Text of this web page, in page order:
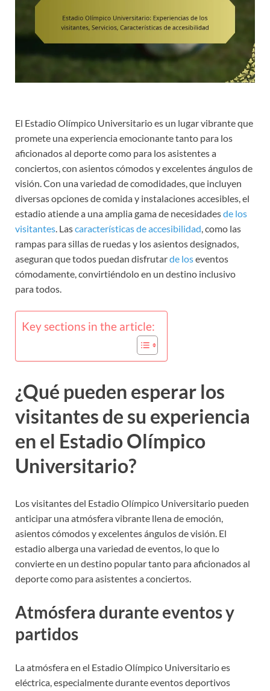
El Estadio Olímpico Universitario es un lugar vibrante que
promete una experiencia emocionante tanto para los
aficionados al deporte como para los asistentes a
conciertos, con asientos cómodos y excelentes ángulos de
visión. Con una variedad de comodidades, que incluyen
diversas opciones de comida y instalaciones accesibles, el
estadio atiende a una amplia gama de necesidadesde los
visitantes. Lascaracterísticas de accesibilidad, como las
rampas para sillas de ruedas y los asientos designados,
aseguran que todos puedan disfrutarde loseventos
cómodamente, convirtiéndolo en un destino inclusivo
para todos.
Key sections in the article:
¿Qué pueden esperar los
visitantes de su experiencia
en el Estadio Olímpico
Universitario?
Los visitantes del Estadio Olímpico Universitario pueden
anticipar una atmósfera vibrante llena de emoción,
asientos cómodos y excelentes ángulos de visión. El
estadio alberga una variedad de eventos, lo que lo
convierte en un destino popular tanto para aficionados al
deporte como para asistentes a conciertos.
Atmósfera durante eventos y
partidos
La atmósfera en el Estadio Olímpico Universitario es
eléctrica, especialmente durante eventos deportivos